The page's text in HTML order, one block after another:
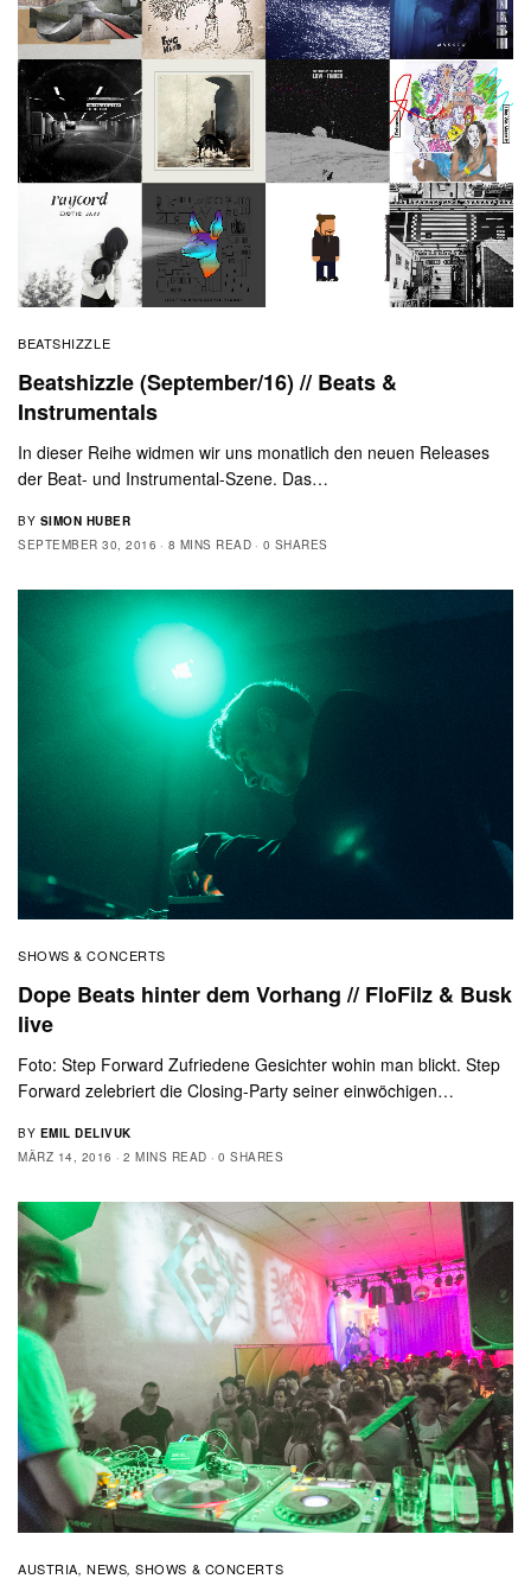
BEATSHIZZLE
Beatshizzle (September/16) // Beats &
Instrumentals
In dieser Reihe widmen wir uns monatlich den neuen Releases
der Beat- und Instrumental-Szene. Das…
BY SIMON HUBER
SEPTEMBER 30, 2016
8 MINS READ 0 SHARES
SHOWS & CONCERTS
Dope Beats hinter dem Vorhang // FloFilz & Busk
live
Foto: Step Forward Zufriedene Gesichter wohin man blickt. Step
Forward zelebriert die Closing-Party seiner einwöchigen…
BY EMIL DELIVUK
MÄRZ 14, 2016
2 MINS READ 0 SHARES
AUSTRIA, NEWS,SHOWS & CONCERTS